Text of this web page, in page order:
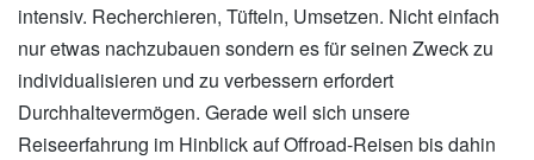
intensiv. Recherchieren, Tüfteln, Umsetzen. Nicht einfach
nur etwas nachzubauen sondern es für seinen Zweck zu
individualisieren und zu verbessern erfordert
Durchhaltevermögen. Gerade weil sich unsere
Reiseerfahrung im Hinblick auf Offroad-Reisen bis dahin